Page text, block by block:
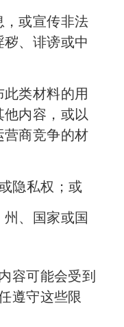
或宣传非法
、诽谤或中
类材料的用
内容，或以
商竞争的材
隐私权；或
、国家或国
容可能会受到
遵守这些限